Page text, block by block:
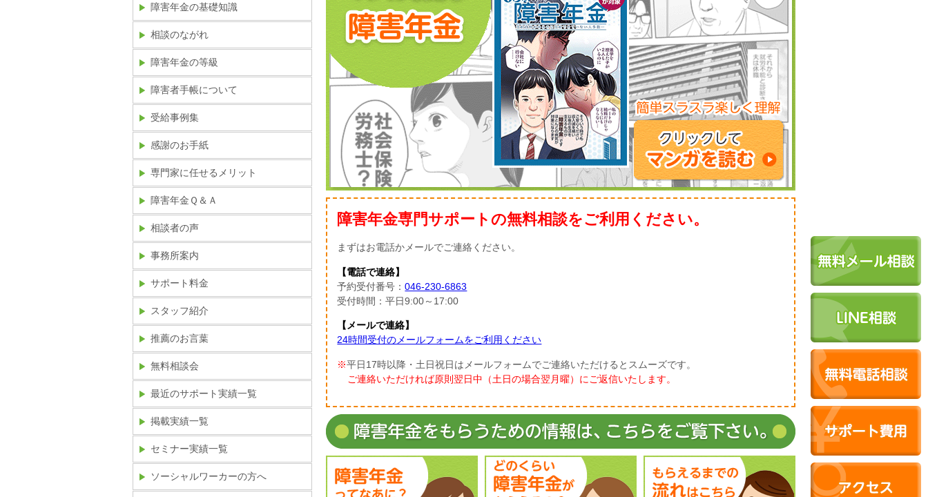
障害年金専門サポートの無料相談をご利用ください。
まずはお電話かメールでご連絡ください。
【電話で連絡】
予約受付番号：046-230-6863
受付時間：平日9:00～17:00
【メールで連絡】
24時間受付のメールフォームをご利用ください
※平日17時以降・土日祝日はメールフォームでご連絡いただけるとスムーズです。
ご連絡いただければ原則翌日中（土日の場合翌月曜）にご返信いたします。
障害年金の基礎知識
相談のながれ
障害年金の等級
障害者手帳について
受給事例集
感謝のお手紙
専門家に任せるメリット
障害年金Ｑ＆Ａ
相談者の声
事務所案内
サポート料金
スタッフ紹介
推薦のお言葉
無料相談会
最近のサポート実績一覧
掲載実績一覧
セミナー実績一覧
ソーシャルワーカーの方へ